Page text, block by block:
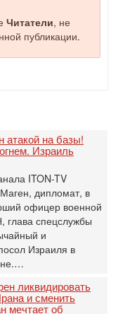
Читатели, не
публикации.
атакой на базы!
Израиль
ITON-TV
дипломат, в
офицер военной
глава спецслужбы
и
Израиля в
ликвидировать
и сменить
мечтает об